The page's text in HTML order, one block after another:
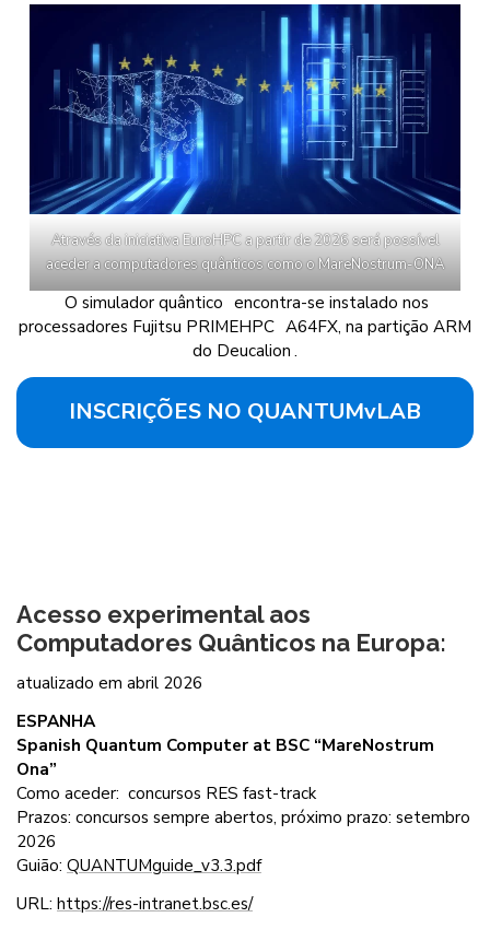
Através da iniciativa EuroHPC a partir de 2026 será possível
aceder a computadores quânticos como o MareNostrum-ONA
O simulador quântico encontra-se instalado nos
processadores Fujitsu PRIMEHPC A64FX, na partição ARM
do Deucalion .
INSCRIÇÕES NO QUANTUMvLAB
Acesso experimental aos
Computadores Quânticos na Europa:
atualizado em abril 2026
ESPANHA
Spanish Quantum Computer at BSC “MareNostrum
Ona”
Como aceder: concursos RES fast-track
Prazos: concursos sempre abertos, próximo prazo: setembro
2026
Guião: QUANTUMguide_v3.3.pdf
URL: https://res-intranet.bsc.es/